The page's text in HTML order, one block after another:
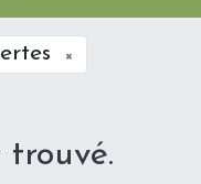
×
trouvé.